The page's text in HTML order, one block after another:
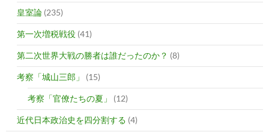
皇室論 (235)
第一次増税戦役 (41)
第二次世界大戦の勝者は誰だったのか？ (8)
考察「城山三郎」 (15)
考察「官僚たちの夏」 (12)
近代日本政治史を四分割する (4)